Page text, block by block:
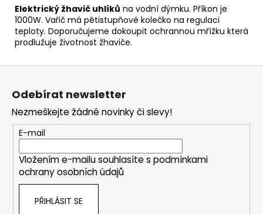
Elektrický žhavič uhlíků na vodní dýmku. Příkon je
1000W. Vařič má pětistupňové kolečko na regulaci
teploty. Doporučujeme dokoupit ochrannou mřížku která
prodlužuje životnost žhaviče.
Odebírat newsletter
Nezmeškejte žádné novinky či slevy!
E-mail
Vložením e-mailu souhlasíte s podmínkami
ochrany osobních údajů
PŘIHLÁSIT SE